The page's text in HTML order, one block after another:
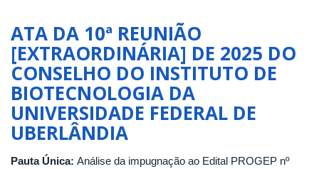
ATA DA 10ª REUNIÃO
[EXTRAORDINÁRIA] DE 2025 DO
CONSELHO DO INSTITUTO DE
BIOTECNOLOGIA DA
UNIVERSIDADE FEDERAL DE
UBERLÂNDIA
Pauta Única: Análise da impugnação ao Edital PROGEP nº